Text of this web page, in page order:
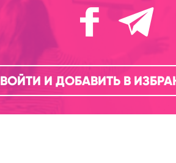
ВОЙТИ И ДОБАВИТЬ В